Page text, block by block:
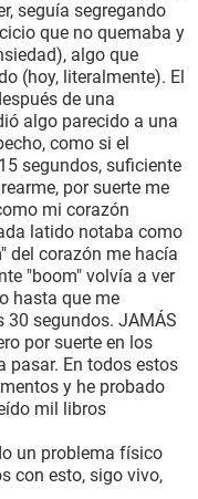
seguía segregando
que no quemaba y
algo que
(hoy, literalmente). El
de una
algo parecido a una
como si el
segundos, suficiente
por suerte me
mi corazón
latido notaba como
del corazón me hacía
"boom" volvía a ver
hasta que me
30 segundos. JAMÁS
por suerte en los
pasar. En todos estos
y he probado
mil libros
un problema físico
con esto, sigo vivo,